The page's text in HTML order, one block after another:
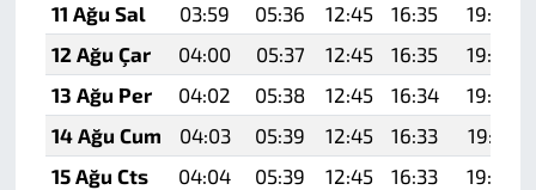
11 Ağu Sal
03:59 05:36 12:45 16:35
19:45
12 Ağu Çar
04:00 05:37 12:45 16:35
19:44
13 Ağu Per
04:02 05:38 12:45 16:34
19:43
14 Ağu Cum
04:03 05:39 12:45 16:33
19:41
15 Ağu Cts
04:04 05:39 12:45 16:33
19:40